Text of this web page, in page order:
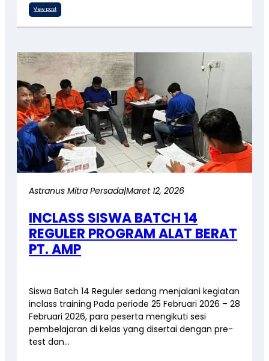
View post
Astranus Mitra Persada|Maret 12, 2026
INCLASS SISWA BATCH 14
REGULER PROGRAM ALAT BERAT
PT. AMP
Siswa Batch 14 Reguler sedang menjalani kegiatan
inclass training Pada periode 25 Februari 2026 – 28
Februari 2026, para peserta mengikuti sesi
pembelajaran di kelas yang disertai dengan pre-
test dan…